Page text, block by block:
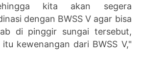
kita akan segera
dengan BWSS V agar bisa
di pinggir sungai tersebut,
kewenangan dari BWSS V,"